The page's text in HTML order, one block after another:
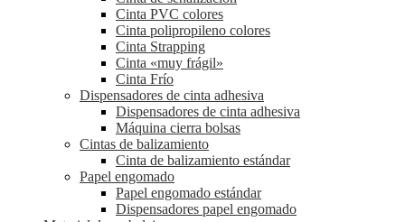
Cinta PVC colores
Cinta polipropileno colores
Cinta Strapping
Cinta «muy frágil»
Cinta Frío
Dispensadores de cinta adhesiva
Dispensadores de cinta adhesiva
Máquina cierra bolsas
Cintas de balizamiento
Cinta de balizamiento estándar
Papel engomado
Papel engomado estándar
Dispensadores papel engomado